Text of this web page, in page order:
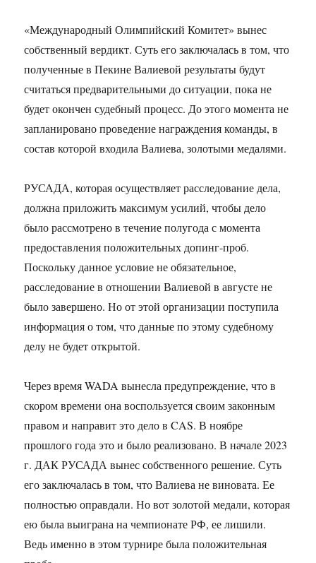
«Международный Олимпийский Комитет» вынес
собственный вердикт. Суть его заключалась в том, что
полученные в Пекине Валиевой результаты будут
считаться предварительными до ситуации, пока не
будет окончен судебный процесс. До этого момента не
запланировано проведение награждения команды, в
состав которой входила Валиева, золотыми медалями.
РУСАДА, которая осуществляет расследование дела,
должна приложить максимум усилий, чтобы дело
было рассмотрено в течение полугода с момента
предоставления положительных допинг-проб.
Поскольку данное условие не обязательное,
расследование в отношении Валиевой в августе не
было завершено. Но от этой организации поступила
информация о том, что данные по этому судебному
делу не будет открытой.
Через время WADA вынесла предупреждение, что в
скором времени она воспользуется своим законным
правом и направит это дело в CAS. В ноябре
прошлого года это и было реализовано. В начале 2023
г. ДАК РУСАДА вынес собственного решение. Суть
его заключалась в том, что Валиева не виновата. Ее
полностью оправдали. Но вот золотой медали, которая
ею была выиграна на чемпионате РФ, ее лишили.
Ведь именно в этом турнире была положительная